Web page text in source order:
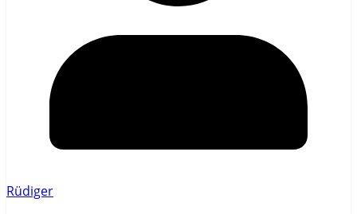
Rüdiger